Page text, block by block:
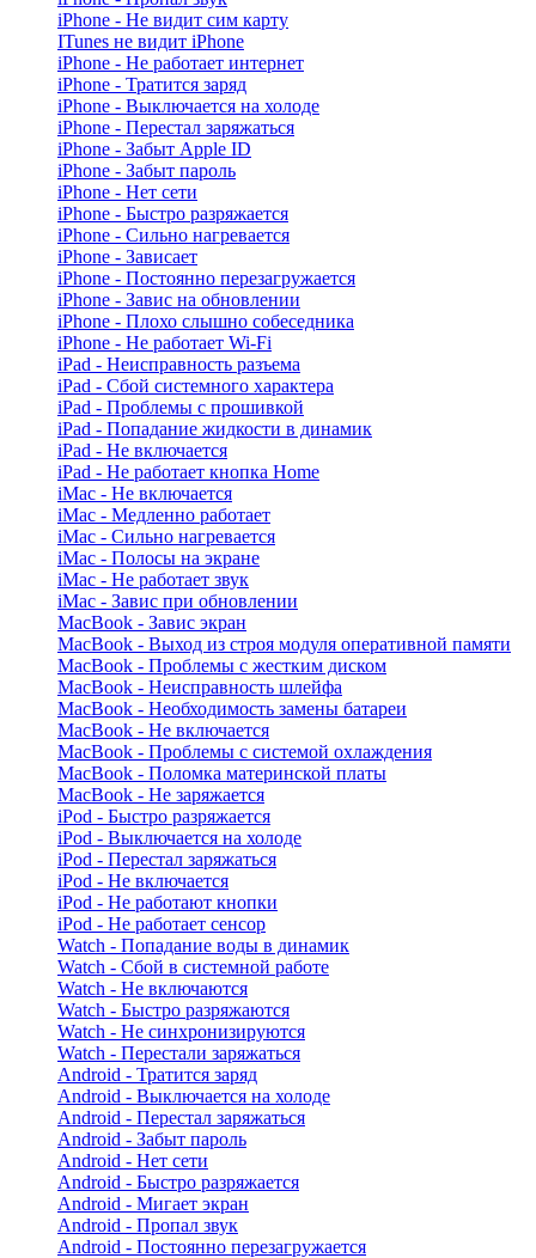
iPhone - Не видит сим карту
ITunes не видит iPhone
iPhone - Не работает интернет
iPhone - Тратится заряд
iPhone - Выключается на холоде
iPhone - Перестал заряжаться
iPhone - Забыт Apple ID
iPhone - Забыт пароль
iPhone - Нет сети
iPhone - Быстро разряжается
iPhone - Сильно нагревается
iPhone - Зависает
iPhone - Постоянно перезагружается
iPhone - Завис на обновлении
iPhone - Плохо слышно собеседника
iPhone - Не работает Wi-Fi
iPad - Неисправность разъема
iPad - Сбой системного характера
iPad - Проблемы с прошивкой
iPad - Попадание жидкости в динамик
iPad - Не включается
iPad - Не работает кнопка Home
iMac - Не включается
iMac - Медленно работает
iMac - Сильно нагревается
iMac - Полосы на экране
iMac - Не работает звук
iMac - Завис при обновлении
MacBook - Завис экран
MacBook - Выход из строя модуля оперативной памяти
MacBook - Проблемы с жестким диском
MacBook - Неисправность шлейфа
MacBook - Необходимость замены батареи
MacBook - Не включается
MacBook - Проблемы с системой охлаждения
MacBook - Поломка материнской платы
MacBook - Не заряжается
iPod - Быстро разряжается
iPod - Выключается на холоде
iPod - Перестал заряжаться
iPod - Не включается
iPod - Не работают кнопки
iPod - Не работает сенсор
Watch - Попадание воды в динамик
Watch - Сбой в системной работе
Watch - Не включаются
Watch - Быстро разряжаются
Watch - Не синхронизируются
Watch - Перестали заряжаться
Android - Тратится заряд
Android - Выключается на холоде
Android - Перестал заряжаться
Android - Забыт пароль
Android - Нет сети
Android - Быстро разряжается
Android - Мигает экран
Android - Пропал звук
Android - Постоянно перезагружается